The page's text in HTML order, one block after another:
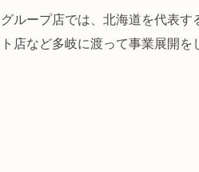
グループ店では、北海道を代表
ト店など多岐に渡って事業展開